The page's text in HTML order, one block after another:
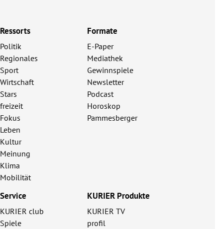
Ressorts
Politik
Regionales
Sport
Wirtschaft
Stars
freizeit
Fokus
Leben
Kultur
Meinung
Klima
Mobilität
Formate
E-Paper
Mediathek
Gewinnspiele
Newsletter
Podcast
Horoskop
Pammesberger
Service
KURIER club
Spiele
KURIER Produkte
KURIER TV
profil